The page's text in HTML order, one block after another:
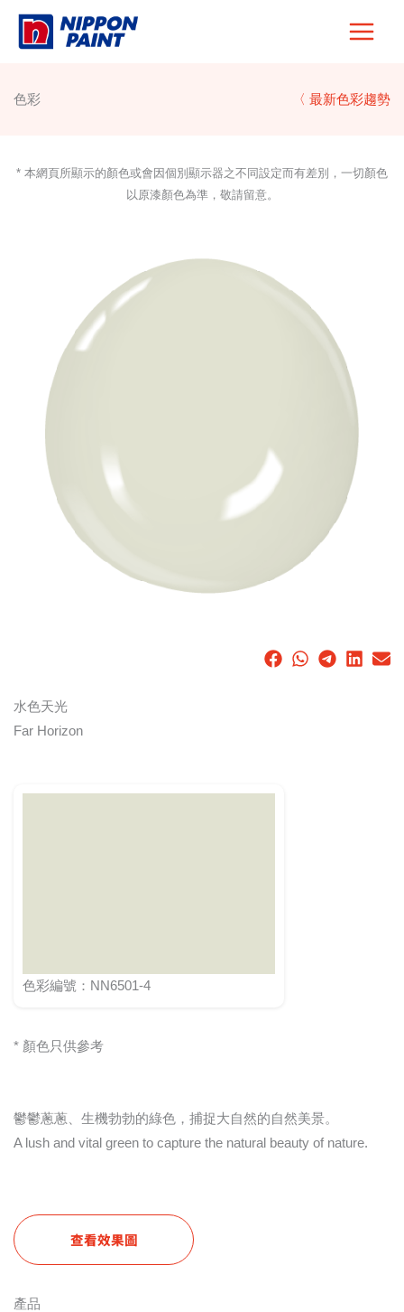
Skip
色彩 〈 最新色彩趨勢
* 本網頁所顯示的顏色或會因個別顯示器之不同設定而有差別，一切顏色
以原漆顏色為準，敬請留意。
水色天光
Far Horizon
色彩編號：NN6501-4
* 顏色只供參考
鬱鬱蔥蔥、生機勃勃的綠色，捕捉大自然的自然美景。
A lush and vital green to capture the natural beauty of nature.
查看效果圖
產品